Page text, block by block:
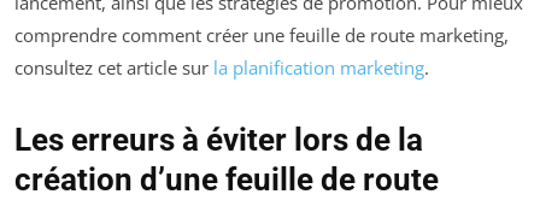
comprendre comment créer une feuille de route marketing,
consultez cet article sur la planification marketing.
Les erreurs à éviter lors de la
création d’une feuille de route